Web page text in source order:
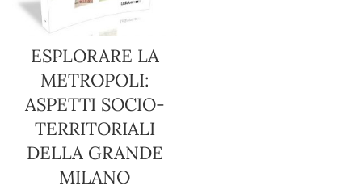
ESPLORARE LA
METROPOLI:
ASPETTI SOCIO-
TERRITORIALI
DELLA GRANDE
MILANO